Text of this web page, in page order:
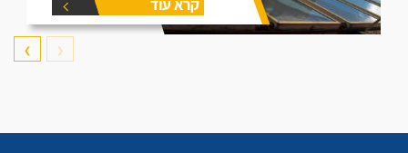
❮
❯